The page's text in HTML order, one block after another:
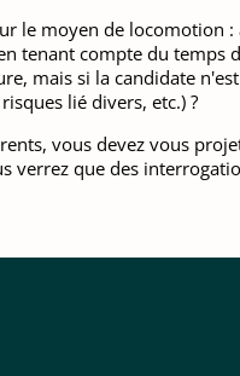
le moyen de locomotion
tenant compte du temps
mais si la candidate
lié divers, etc.) ?
vous devez vous
verrez que des